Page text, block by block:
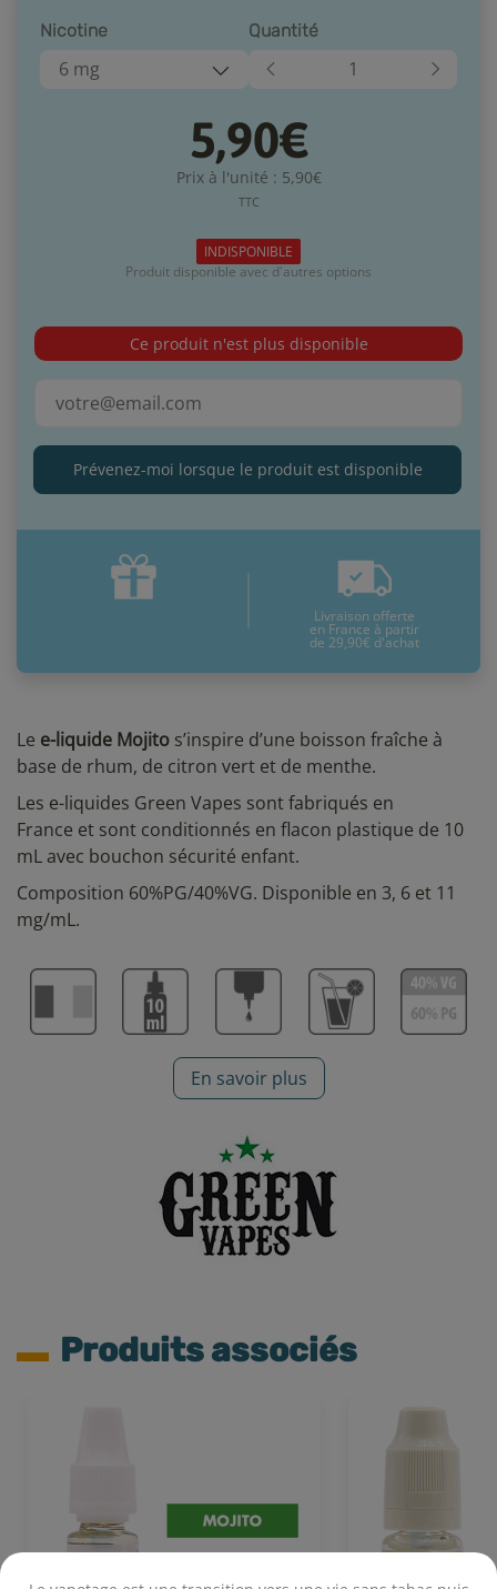
Le e-liquide Mojito s’inspire d’une boisson fraîche à
base de rhum, de citron vert et de menthe.
Les e-liquides Green Vapes sont fabriqués en
France et sont conditionnés en flacon plastique de 10
mL avec bouchon sécurité enfant.
Composition 60%PG/40%VG. Disponible en 3, 6 et 11
mg/mL.
En savoir plus
Nicotine
6 mg
Quantité
5,90€
Prix à l'unité : 5,90€
TTC
INDISPONIBLE
Produit disponible avec d'autres options
Ce produit n'est plus disponible
Prévenez-moi lorsque le produit est disponible
Livraison offerte
en France à partir
de 29,90€ d'achat
Produits associés